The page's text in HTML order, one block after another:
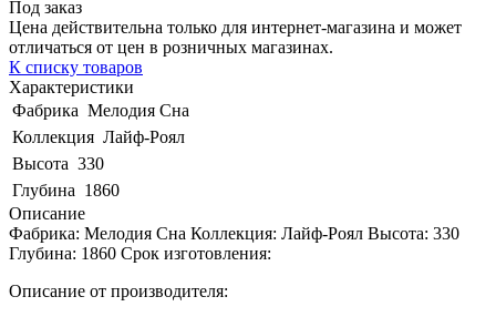
Под заказ
Цена действительна только для интернет-магазина и может
отличаться от цен в розничных магазинах.
К списку товаров
Характеристики
Фабрика Мелодия Сна
Коллекция Лайф-Роял
Высота 330
Глубина 1860
Описание
Фабрика: Мелодия Сна Коллекция: Лайф-Роял Высота: 330
Глубина: 1860 Срок изготовления:
Описание от производителя: